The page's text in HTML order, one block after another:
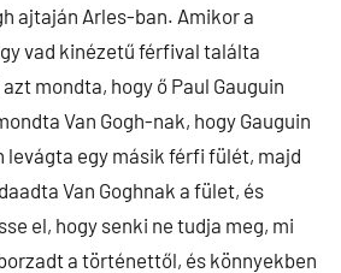
ajtaján Arles-ban. Amikor a
vad kinézetű férfival találta
mondta, hogy ő Paul Gauguin
Van Gogh-nak, hogy Gauguin
levágta egy másik férfi fülét, majd
Van Goghnak a fület, és
el, hogy senki ne tudja meg, mi
a történettől, és könnyekben